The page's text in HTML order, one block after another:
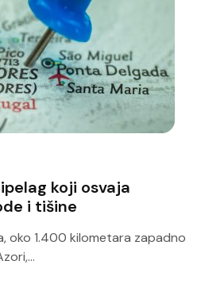
koji osvaja
i tišine
oko 1.400 kilometara zapadno